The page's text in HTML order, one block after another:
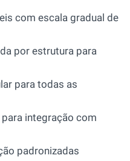
com escala gradual de
por estrutura para
para todas as
integração com
padronizadas